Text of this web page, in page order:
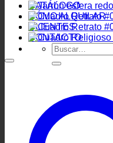
CATÁLOGO
CÓMO ALQUILAR
CLIENTES
CONTACTO
Buscar
por: